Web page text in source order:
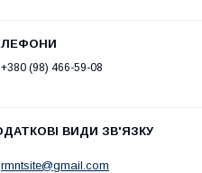
+380 (98) 466-59-08
rmntsite@gmail.com